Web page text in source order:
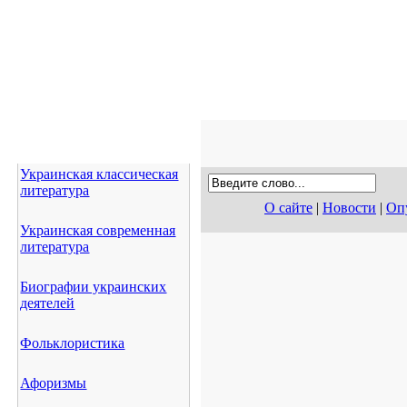
Украинская классическая
литература
Украинская современная
литература
Биографии украинских
деятелей
Фольклористика
Афоризмы
О сайте | Новости |